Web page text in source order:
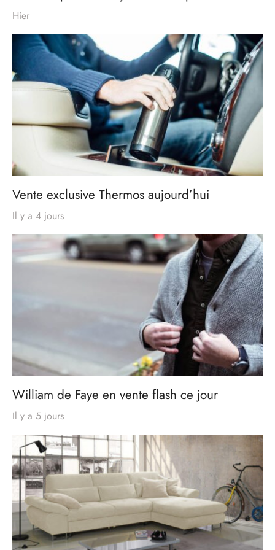
Hier
Vente exclusive Thermos aujourd’hui
Il y a 4 jours
William de Faye en vente flash ce jour
Il y a 5 jours